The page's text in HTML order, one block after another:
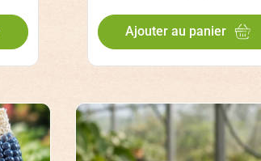
Ajouter au panier